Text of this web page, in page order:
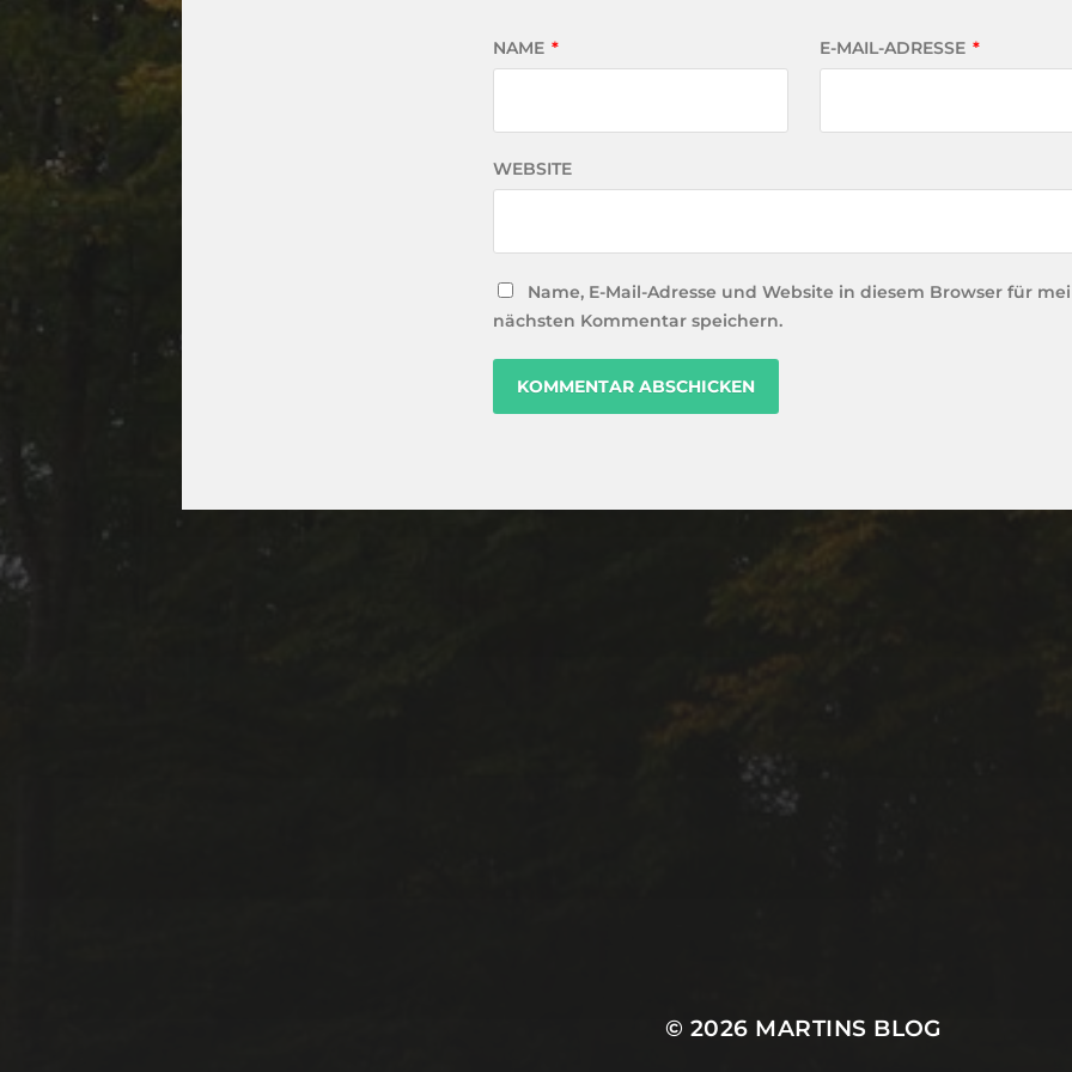
NAME * E-MAIL-ADRESSE *
WEBSITE
Name, E-Mail-Adresse und Website in diesem Browser für
nächsten Kommentar speichern.
© 2026 MARTINS BLOG